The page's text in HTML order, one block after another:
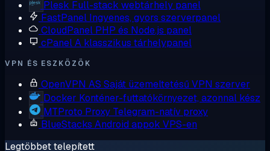
Plesk Full-stack webtárhely panel
FastPanel Ingyenes, gyors szerverpanel
CloudPanel PHP és Node.js panel
cPanelA klasszikus tárhelypanel
VPN ÉS ESZKÖZÖK
OpenVPN AS Saját üzemeltetésű VPN szerver
Docker Konténer-futtatókörnyezet, azonnal kész
MTProto Proxy Telegram-natív proxy
BlueStacks Android appok VPS-en
Legtöbbet telepített